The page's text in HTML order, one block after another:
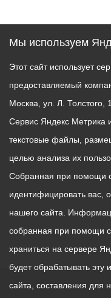
Мы используем
Этот сайт использует
предоставляемый
Москва, ул. Л. Толстого,
Сервис Яндекс Метрика
текстовые файлы,
целью анализа их
Собранная при помощи
идентифицировать вас,
нашего сайта.
собранная при помощи
храниться на сервере
будет обрабатывать
сайта, составления для